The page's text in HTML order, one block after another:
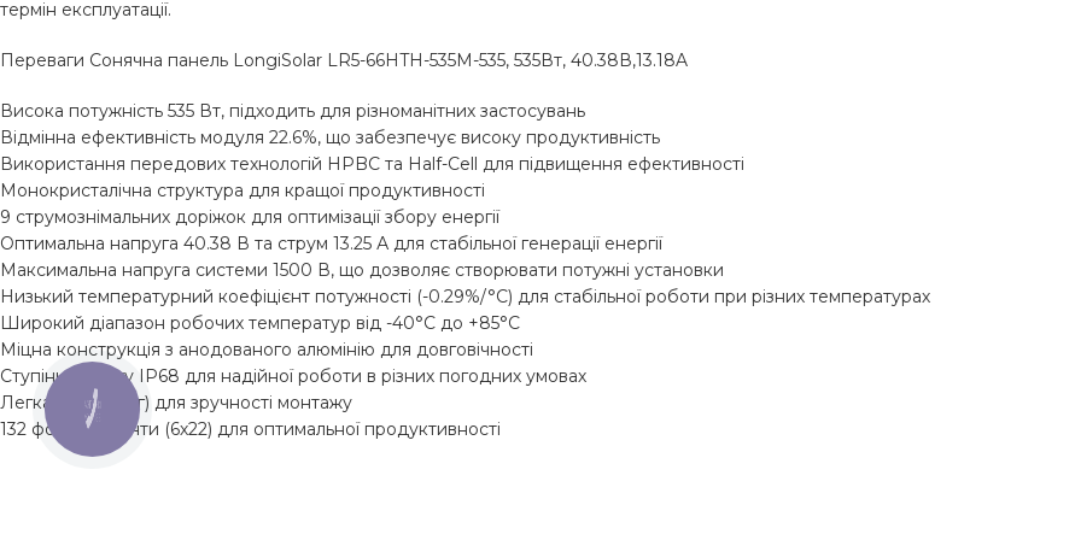
термін експлуатації.
Переваги Сонячна панель LongiSolar LR5-66HTH-535M-535, 535Вт, 40.38В,13.18A
Висока потужність 535 Вт, підходить для різноманітних застосувань
Відмінна ефективність модуля 22.6%, що забезпечує високу продуктивність
Використання передових технологій HPBC та Half-Cell для підвищення ефективності
Монокристалічна структура для кращої продуктивності
9 струмознімальних доріжок для оптимізації збору енергії
Оптимальна напруга 40.38 В та струм 13.25 А для стабільної генерації енергії
Максимальна напруга системи 1500 В, що дозволяє створювати потужні установки
Низький температурний коефіцієнт потужності (-0.29%/°C) для стабільної роботи при різних температурах
Широкий діапазон робочих температур від -40°C до +85°C
Міцна конструкція з анодованого алюмінію для довговічності
Ступінь захисту IP68 для надійної роботи в різних погодних умовах
Легка вага (26 кг) для зручності монтажу
132 фотоелементи (6х22) для оптимальної продуктивності
КНОПКА
ЗВ'ЯЗКУ